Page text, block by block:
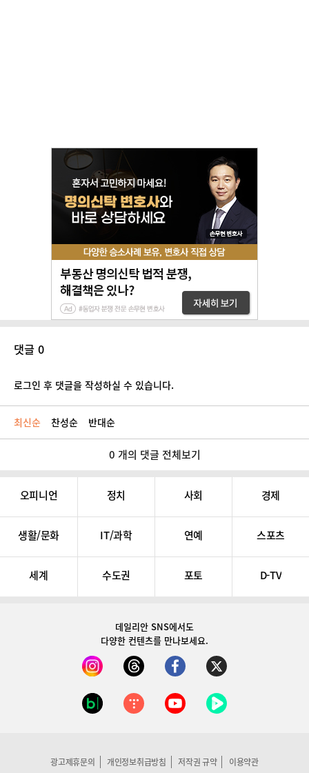
댓글 0
로그인 후 댓글을 작성하실 수 있습니다.
최신순 찬성순 반대순
0 개의 댓글 전체보기
오피니언 정치 사회 경제
생활/문화 IT/과학 연예 스포츠
세계 수도권 포토 D-TV
데일리안 SNS에서도
다양한 컨텐츠를 만나보세요.
광고제휴문의 개인정보취급방침 저작권 규약 이용약관